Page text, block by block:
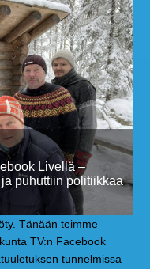
Livellä –
puhuttiin politiikkaa
Tänään teimme
TV:n Facebook
tunnelmissa